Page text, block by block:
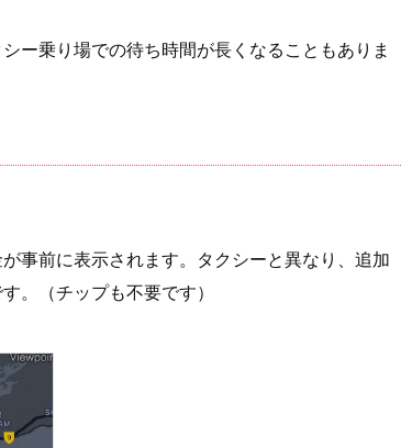
ー乗り場での待ち時間が長くなることもありま
事前に表示されます。タクシーと異なり、追加
。（チップも不要です）